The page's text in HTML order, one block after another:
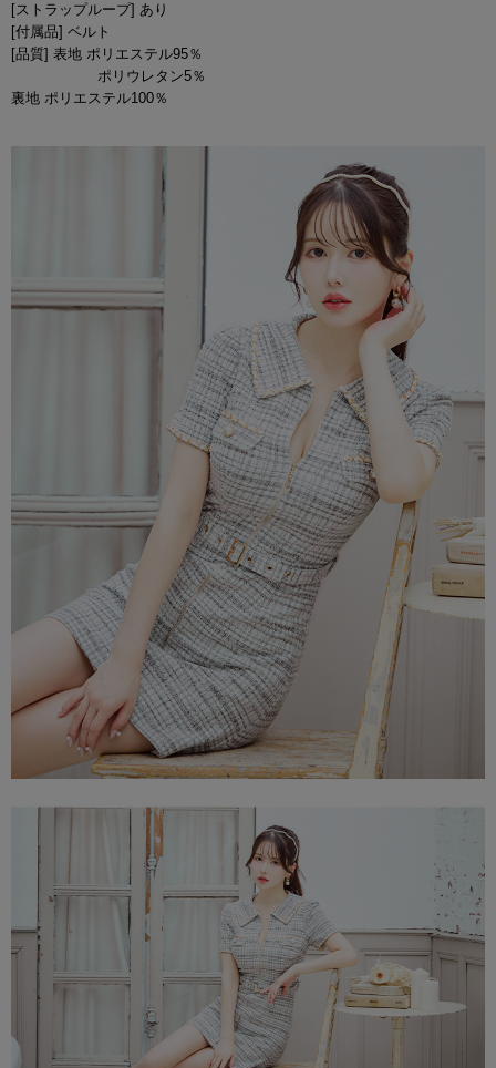
[ストラップループ] あり
[付属品] ベルト
[品質] 表地 ポリエステル95％
ポリウレタン5％
裏地 ポリエステル100％